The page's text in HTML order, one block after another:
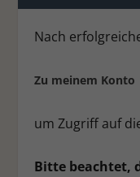
Nach
Zu meinem Konto
um Zugriff auf
Bitte beachtet,